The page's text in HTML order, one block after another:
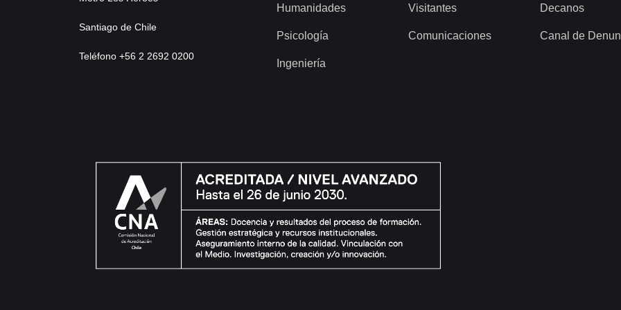
Santiago de Chile
Teléfono +56 2 2692 0200
Humanidades
Psicología
Ingeniería
Visitantes
Comunicaciones
Decanos
Canal de